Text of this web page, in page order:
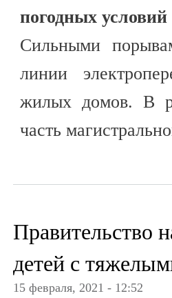
погодных
Сильными
линии
жилых домов. В
часть
Правительство
детей с
15 февраля, 2021 - 12:52